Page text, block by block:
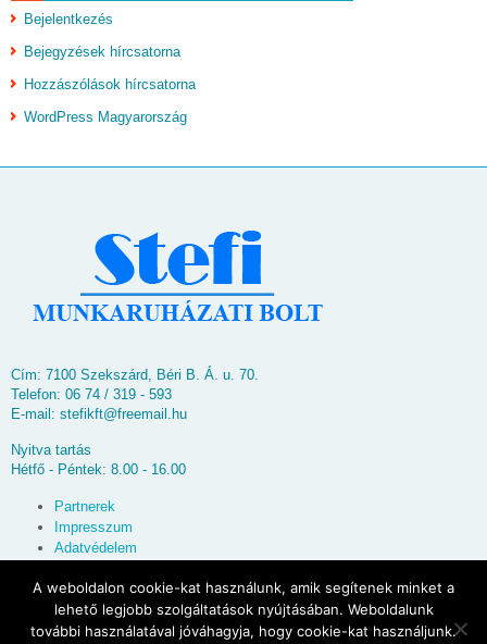
Bejelentkezés
Bejegyzések hírcsatorna
Hozzászólások hírcsatorna
WordPress Magyarország
Cím: 7100 Szekszárd, Béri B. Á. u. 70.
Telefon: 06 74 / 319 - 593
E-mail: stefikft@freemail.hu
Nyitva tartás
Hétfő - Péntek: 8.00 - 16.00
Partnerek
Impresszum
Adatvédelem
© 2026Stefi Munkaruházati Bolt
A weboldalon cookie-kat használunk, amik segítenek minket a
lehető legjobb szolgáltatások nyújtásában. Weboldalunk
további használatával jóváhagyja, hogy cookie-kat használjunk.